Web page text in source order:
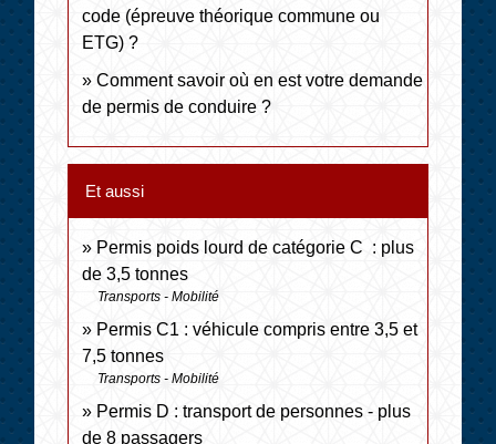
code (épreuve théorique commune ou
ETG) ?
Comment savoir où en est votre demande
de permis de conduire ?
Et aussi
Permis poids lourd de catégorie C : plus
de 3,5 tonnes
Transports - Mobilité
Permis C1 : véhicule compris entre 3,5 et
7,5 tonnes
Transports - Mobilité
Permis D : transport de personnes - plus
de 8 passagers